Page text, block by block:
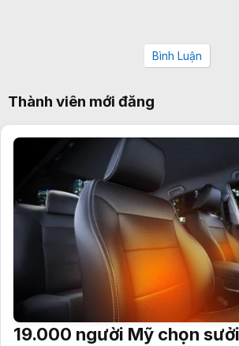
Bình Luận
Thành viên mới đăng
19.000 người Mỹ chọn